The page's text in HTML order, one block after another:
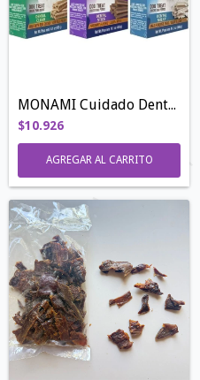
MONAMI Cuidado Dental | 400GR
$10.926
AGREGAR AL CARRITO